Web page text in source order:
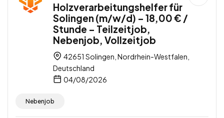
Holzverarbeitungshelfer für
Solingen (m/w/d) – 18,00 € /
Stunde – Teilzeitjob,
Nebenjob, Vollzeitjob
42651 Solingen, Nordrhein-Westfalen,
Deutschland
04/08/2026
Nebenjob